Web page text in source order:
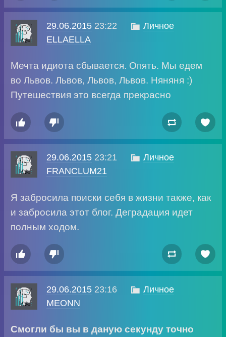
29.06.201523:22  Личное
ELLAELLA
Мечта идиота сбывается. Опять. Мы едем
во Львов. Львов, Львов, Львов. Няняня :)
Путешествия это всегда прекрасно
   
29.06.201523:21  Личное
FRANCLUM21
Я забросила поиски себя в жизни также, как
и забросила этот блог. Деградация идет
полным ходом.
   
29.06.201523:16  Личное
MEONN
Смогли бы вы в даную секунду точно